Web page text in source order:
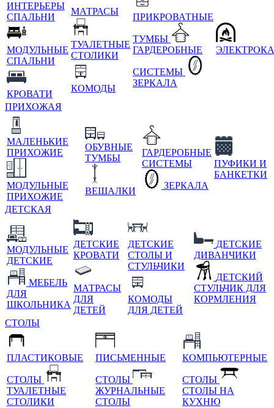
ИНТЕРЬЕРЫ
СПАЛЬНИ
МОДУЛЬНЫЕ
СПАЛЬНИ
КРОВАТИ
МАТРАСЫ
ТУАЛЕТНЫЕ
СТОЛИКИ
КОМОДЫ
ПРИКРОВАТНЫЕ
ТУМБЫ
ГАРДЕРОБНЫЕ
СИСТЕМЫ
ЗЕРКАЛА
ПРИХОЖАЯ
МАЛЕНЬКИЕ
ПРИХОЖИЕ
МОДУЛЬНЫЕ
ПРИХОЖИЕ
ОБУВНЫЕ
ТУМБЫ
ВЕШАЛКИ
ГАРДЕРОБНЫЕ
СИСТЕМЫ
ЗЕРКАЛА
ПУФИКИ И
БАНКЕТКИ
ДЕТСКАЯ
МОДУЛЬНЫЕ
ДЕТСКИЕ
МЕБЕЛЬ
ДЛЯ
ШКОЛЬНИКА
ДЕТСКИЕ
КРОВАТИ
МАТРАСЫ
ДЛЯ
ДЕТЕЙ
ДЕТСКИЕ
СТОЛЫ И
СТУЛЬЧИКИ
КОМОДЫ
ДЛЯ ДЕТЕЙ
ДЕТСКИЕ
ДИВАНЧИКИ
ДЕТСКИЙ
СТУЛЬЧИК ДЛЯ
КОРМЛЕНИЯ
СТОЛЫ
ПЛАСТИКОВЫЕ
СТОЛЫ
ТУАЛЕТНЫЕ
СТОЛИКИ
ПИСЬМЕННЫЕ
СТОЛЫ
ЖУРНАЛЬНЫЕ
СТОЛЫ
КОМПЬЮТЕРНЫЕ
СТОЛЫ
СТОЛЫ НА
КУХНЮ